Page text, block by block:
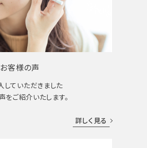
お客様の声
していただきました
をご紹介いたします。
詳しく見る